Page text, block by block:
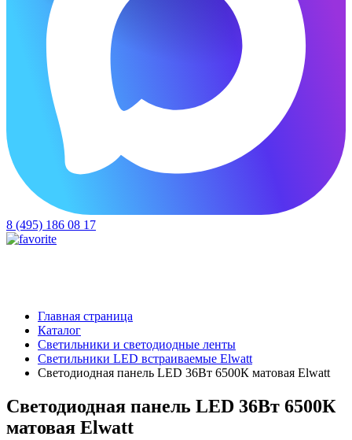
8 (495) 186 08 17
Главная страница
Каталог
Светильники и светодиодные ленты
Светильники LED встраиваемые Elwatt
Светодиодная панель LED 36Вт 6500К матовая Elwatt
Светодиодная панель LED 36Вт 6500К
матовая Elwatt